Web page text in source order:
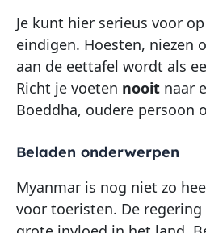
Je kunt hier serieus voor
eindigen. Hoesten, niezen
aan de eettafel wordt als
Richt je voeten nooit naar
Boeddha, oudere persoon
Beladen onderwerpen
Myanmar is nog niet zo
voor toeristen. De